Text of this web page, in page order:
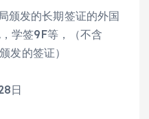
颁发的长期签证的外国
学签9F等，（不含
发的签证）
日